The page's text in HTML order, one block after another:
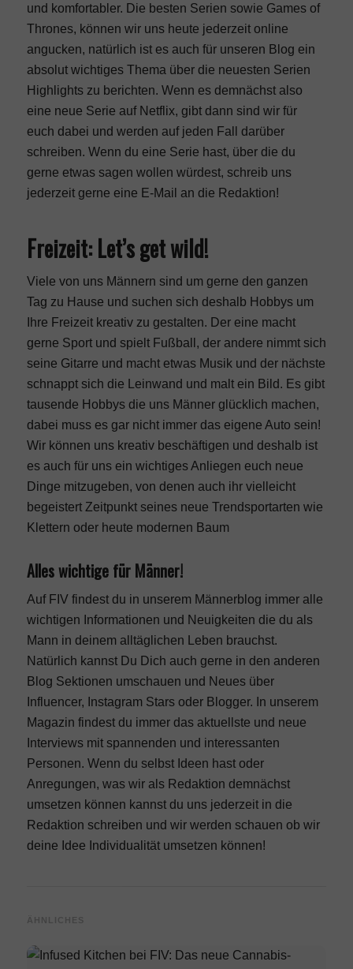
und komfortabler. Die besten Serien sowie Games of
Thrones, können wir uns heute jederzeit online
angucken, natürlich ist es auch für unseren Blog ein
absolut wichtiges Thema über die neuesten Serien
Highlights zu berichten. Wenn es demnächst also
eine neue Serie auf Netflix, gibt dann sind wir für
euch dabei und werden auf jeden Fall darüber
schreiben. Wenn du eine Serie hast, über die du
gerne etwas sagen wollen würdest, schreib uns
jederzeit gerne eine E-Mail an die Redaktion!
Freizeit: Let’s get wild!
Viele von uns Männern sind um gerne den ganzen
Tag zu Hause und suchen sich deshalb Hobbys um
Ihre Freizeit kreativ zu gestalten. Der eine macht
gerne Sport und spielt Fußball, der andere nimmt sich
seine Gitarre und macht etwas Musik und der nächste
schnappt sich die Leinwand und malt ein Bild. Es gibt
tausende Hobbys die uns Männer glücklich machen,
dabei muss es gar nicht immer das eigene Auto sein!
Wir können uns kreativ beschäftigen und deshalb ist
es auch für uns ein wichtiges Anliegen euch neue
Dinge mitzugeben, von denen auch ihr vielleicht
begeistert Zeitpunkt seines neue Trendsportarten wie
Klettern oder heute modernen Baum
Alles wichtige für Männer!
Auf FIV findest du in unserem Männerblog immer alle
wichtigen Informationen und Neuigkeiten die du als
Mann in deinem alltäglichen Leben brauchst.
Natürlich kannst Du Dich auch gerne in den anderen
Blog Sektionen umschauen und Neues über
Influencer, Instagram Stars oder Blogger. In unserem
Magazin findest du immer das aktuellste und neue
Interviews mit spannenden und interessanten
Personen. Wenn du selbst Ideen hast oder
Anregungen, was wir als Redaktion demnächst
umsetzen können kannst du uns jederzeit in die
Redaktion schreiben und wir werden schauen ob wir
deine Idee Individualität umsetzen können!
ÄHNLICHES